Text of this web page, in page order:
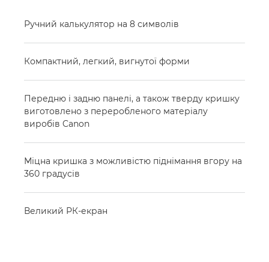
Ручний калькулятор на 8 символів
Компактний, легкий, вигнутої форми
Передню і задню панелі, а також тверду кришку
виготовлено з переробленого матеріалу
виробів Canon
Міцна кришка з можливістю піднімання вгору на
360 градусів
Великий РК-екран